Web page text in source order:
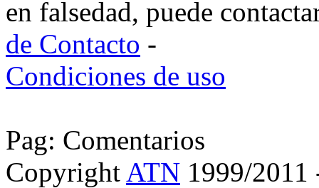
en falsedad, puede
de Contacto -
Condiciones de uso
Pag: Comentarios
Copyright ATN 1999/2011